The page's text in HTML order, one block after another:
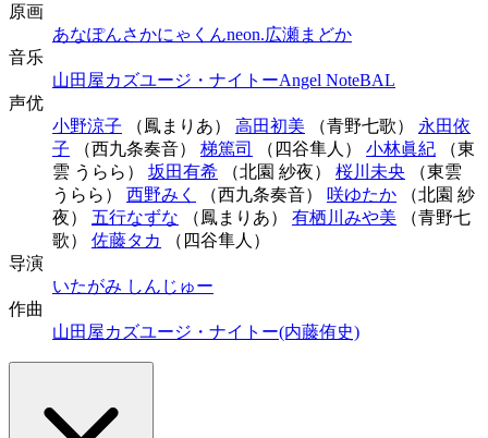
原画
あなぽんさかにゃくんneon.広瀬まどか
音乐
山田屋カズユージ・ナイトーAngel NoteBAL
声优
小野涼子 （鳳まりあ） 高田初美 （青野七歌） 永田依
子 （西九条奏音） 梯篤司 （四谷隼人） 小林眞紀 （東
雲 うらら） 坂田有希 （北園 紗夜） 桜川未央 （東雲
うらら） 西野みく （西九条奏音） 咲ゆたか （北園 紗
夜） 五行なずな （鳳まりあ） 有栖川みや美 （青野七
歌） 佐藤タカ
（四谷隼人）
导演
いたがみ しんじゅー
作曲
山田屋カズユージ・ナイトー(内藤侑史)